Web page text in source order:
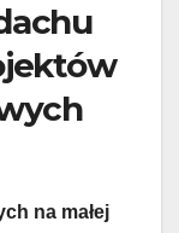
na małej